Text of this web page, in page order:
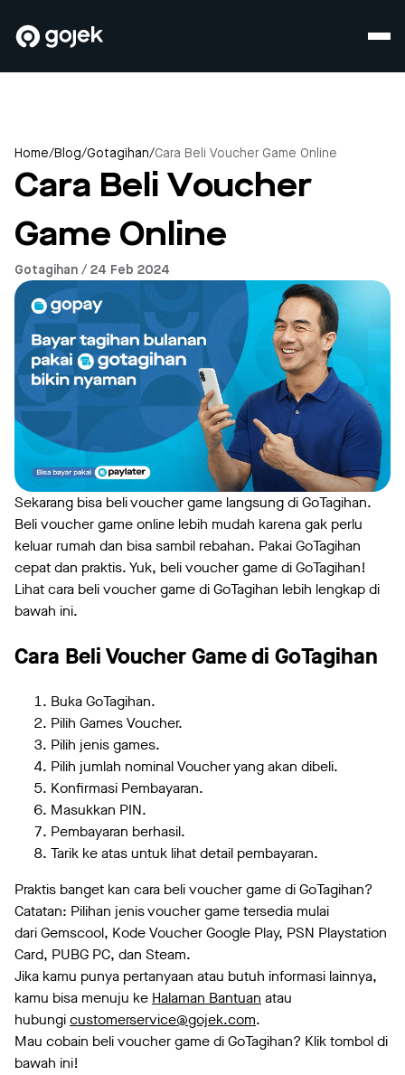
Home/Blog/Gotagihan/Cara Beli Voucher Game Online
Cara Beli Voucher
Game Online
Gotagihan / 24 Feb 2024
Sekarang bisa beli voucher game langsung di GoTagihan.
Beli voucher game online lebih mudah karena gak perlu
keluar rumah dan bisa sambil rebahan. Pakai GoTagihan
cepat dan praktis. Yuk, beli voucher game di GoTagihan!
Lihat cara beli voucher game di GoTagihan lebih lengkap di
bawah ini.
Cara Beli Voucher Game di GoTagihan
Buka GoTagihan.
Pilih Games Voucher.
Pilih jenis games.
Pilih jumlah nominal Voucher yang akan dibeli.
Konfirmasi Pembayaran.
Masukkan PIN.
Pembayaran berhasil.
Tarik ke atas untuk lihat detail pembayaran.
Praktis banget kan cara beli voucher game di GoTagihan?
Catatan: Pilihan jenis voucher game tersedia mulai
dari Gemscool, Kode Voucher Google Play, PSN Playstation
Card, PUBG PC, dan Steam.
Jika kamu punya pertanyaan atau butuh informasi lainnya,
kamu bisa menuju ke Halaman Bantuan atau
hubungicustomerservice@gojek.com.
Mau cobain beli voucher game di GoTagihan? Klik tombol di
bawah ini!